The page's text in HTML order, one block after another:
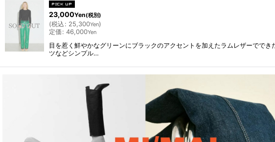
23,000Yen(税別)
(税込: 25,300Yen)
定価: 46,000Yen
目を惹く鮮やかなグリーンにブラックのアクセントを加えたラムレザーでで
ツなどシンプル…